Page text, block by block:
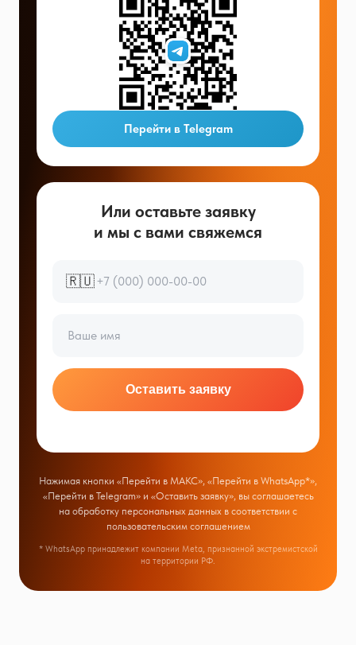
Перейти в Telegram
Или оставьте заявку
и мы с вами свяжемся
🇷🇺
Оставить заявку
Нажимая кнопки «Перейти в МАКС», «Перейти в WhatsApp*»,
«Перейти в Telegram» и «Оставить заявку», вы соглашаетесь
на обработку персональных данных в соответствии с
пользовательским соглашением
* WhatsApp принадлежит компании Meta, признанной экстремистской
на территории РФ.